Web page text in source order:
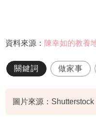
資料來源： 陳幸如的教養
關鍵詞 做家事
圖片來源：Shutterstock